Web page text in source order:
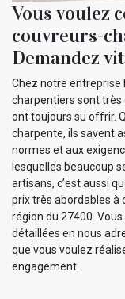
Vous voulez
couvreurs-
Demandez
Chez notre entreprise
charpentiers sont très
ont toujours su offrir.
charpente, ils savent
normes et aux
lesquelles beaucoup
artisans, c’est aussi
prix très abordables à
région du 27400.
détaillées en nous
que vous voulez
engagement.